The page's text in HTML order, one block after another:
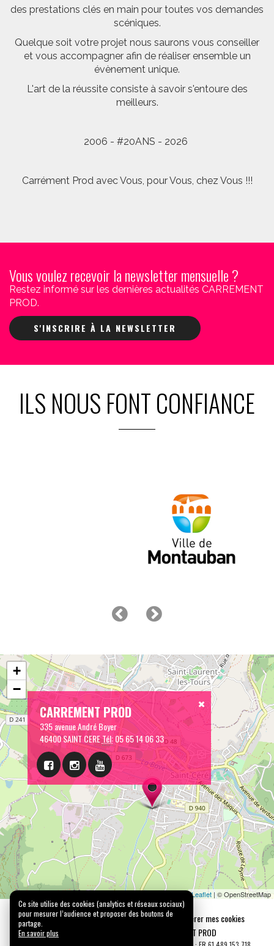
des prestations clés en main pour toutes vos demandes
scéniques.
Quelque soit votre projet nous saurons vous conseiller
et vous accompagner afin de réaliser ensemble un
évènement unique.
L'art de la réussite consiste à savoir s'entoure des
meilleurs.
2006 - #20ANS - 2026
Carrément Prod avec Vous, pour Vous, chez Vous !!!
Vous voulez recevoir la newsletter mensuelle ?
Restez informé sur les dernières actualités CARREMENT
PROD.
S'INSCRIRE À LA NEWSLETTER
ILS NOUS FONT CONFIANCE
CARREMENT PROD
335 avenue André Boyer
46400 SAINT CERETél:05 65 14 06 33
+
−
Leaflet | © OpenStreetMap
Mentions légales Confidentialité
Gérer mes cookies
Tous droits réservés © 2026 |
CARREMENT PROD
Ce site utilise des cookies (analytics et réseaux sociaux)
pour mesurer l’audience et proposer des boutons de
partage.
En savoir plus